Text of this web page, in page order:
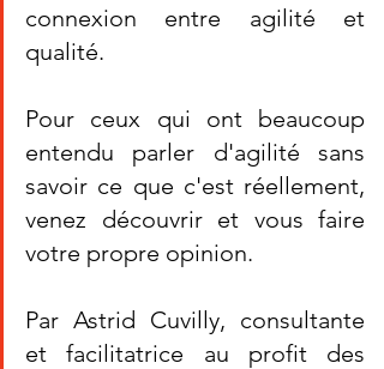
connexion entre agilité et
qualité.
Pour ceux qui ont beaucoup
entendu parler d'agilité sans
savoir ce que c'est réellement,
venez découvrir et vous faire
votre propre opinion.
Par Astrid Cuvilly, consultante
et facilitatrice au profit des